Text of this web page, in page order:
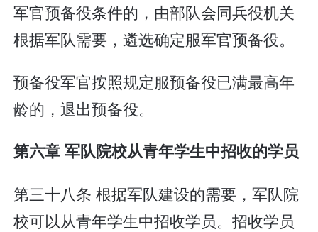
军官预备役条件的，由部队会同兵役机关
根据军队需要，遴选确定服军官预备役。
预备役军官按照规定服预备役已满最高年
龄的，退出预备役。
第六章 军队院校从青年学生中招收的学员
第三十八条 根据军队建设的需要，军队院
校可以从青年学生中招收学员。招收学员